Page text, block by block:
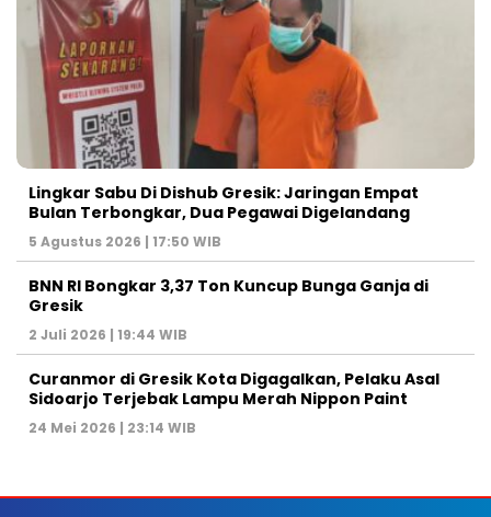
Lingkar Sabu Di Dishub Gresik: Jaringan Empat
Bulan Terbongkar, Dua Pegawai Digelandang
5 Agustus 2026 | 17:50 WIB
BNN RI Bongkar 3,37 Ton Kuncup Bunga Ganja di
Gresik
2 Juli 2026 | 19:44 WIB
Curanmor di Gresik Kota Digagalkan, Pelaku Asal
Sidoarjo Terjebak Lampu Merah Nippon Paint
24 Mei 2026 | 23:14 WIB